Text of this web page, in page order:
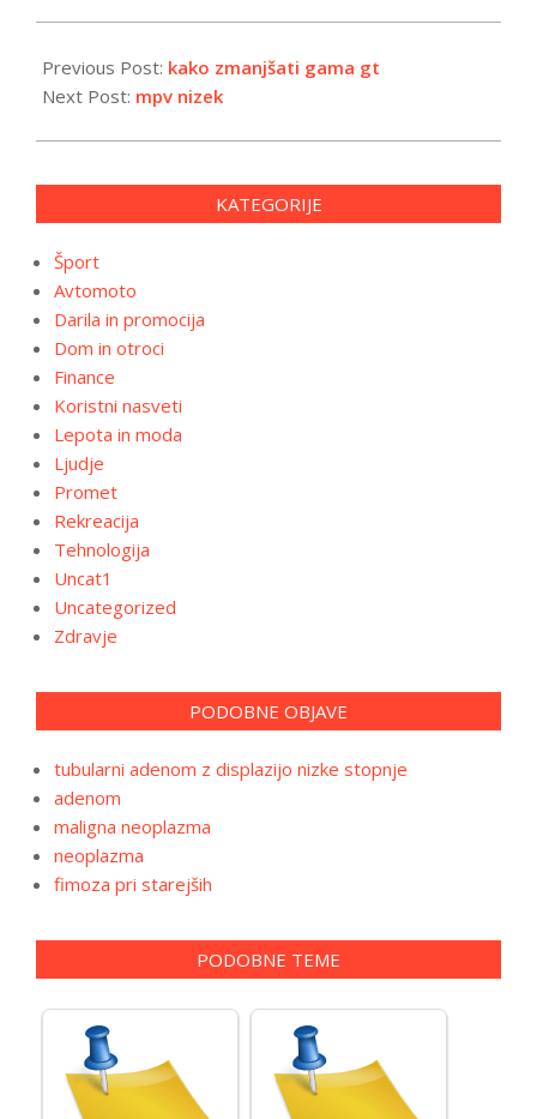
01-
14
Previous Post: kako zmanjšati gama gt
Next Post: mpv nizek
KATEGORIJE
Šport
Avtomoto
Darila in promocija
Dom in otroci
Finance
Koristni nasveti
Lepota in moda
Ljudje
Promet
Rekreacija
Tehnologija
Uncat1
Uncategorized
Zdravje
PODOBNE OBJAVE
tubularni adenom z displazijo nizke stopnje
adenom
maligna neoplazma
neoplazma
fimoza pri starejših
PODOBNE TEME